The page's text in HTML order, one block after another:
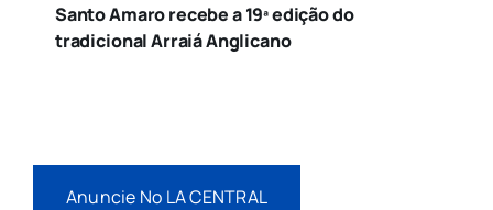
Santo Amaro recebe a 19ª edição do
tradicional Arraiá Anglicano
Anuncie No LA CENTRAL